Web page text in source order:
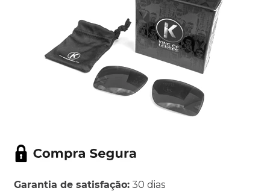
Garantia de satisfação: 30 dias